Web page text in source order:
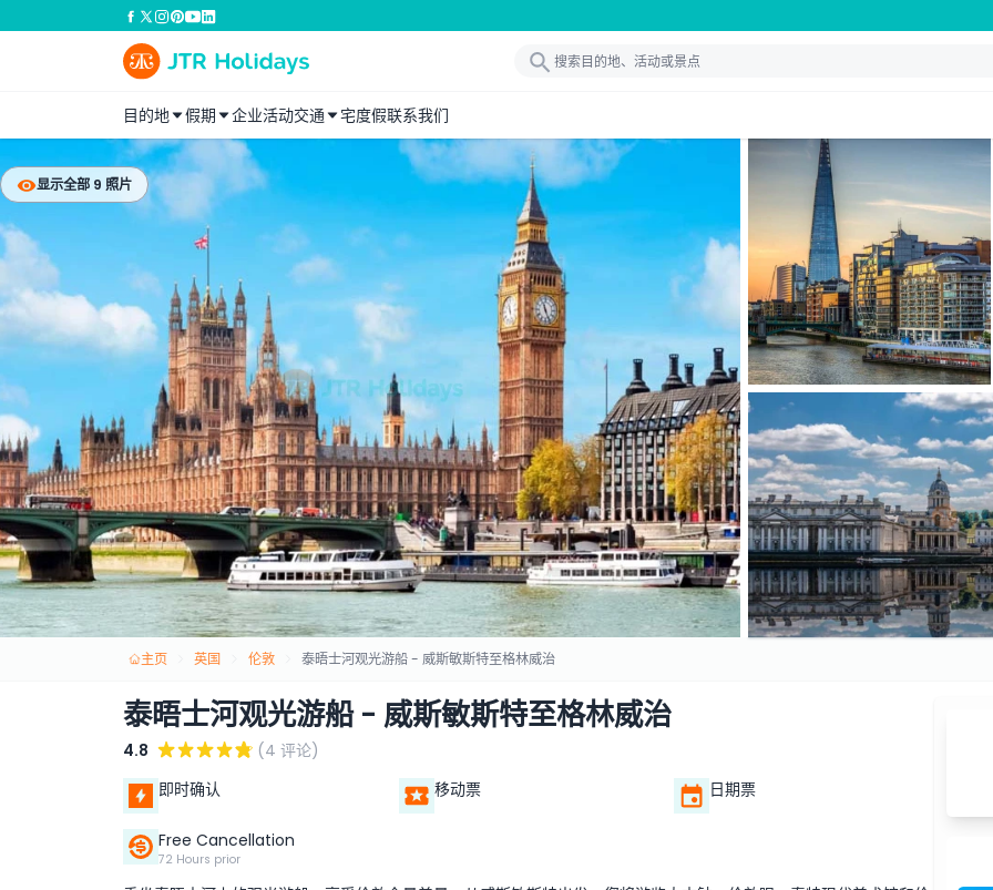
目的地 假期 企业活动交通 宅度假联系我们
显示全部 9 照片
主页 英国 伦敦 泰晤士河观光游船 - 威斯敏斯特至格林威治
泰晤士河观光游船 - 威斯敏斯特至格林威治
4.8
(4 评论)
即时确认
移动票 日期票
Free Cancellation
72 Hours prior